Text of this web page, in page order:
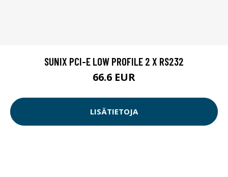
SUNIX PCI-E LOW PROFILE 2 X RS232
66.6 EUR
LISÄTIETOJA